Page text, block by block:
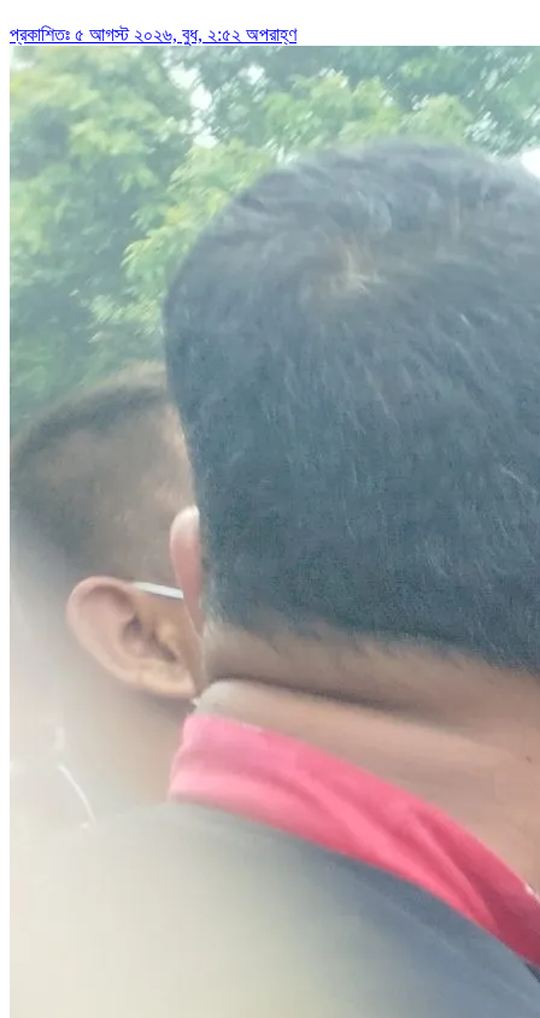
প্রকাশিতঃ ৫ আগস্ট ২০২৬, বুধ, ২:৫২ অপরাহ্ণ